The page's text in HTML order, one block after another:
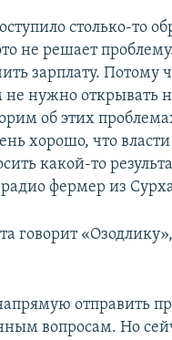
столько-то
не решает
зарплату. Потому
не нужно открывать
об этих
хорошо, что
какой-то
фермер из
говорит
отправить
вопросам. Но